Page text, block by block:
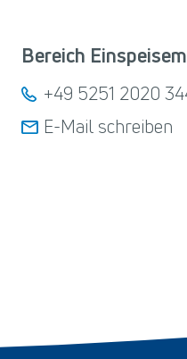
Bereich
+49 5251 2020
E-Mail schreiben